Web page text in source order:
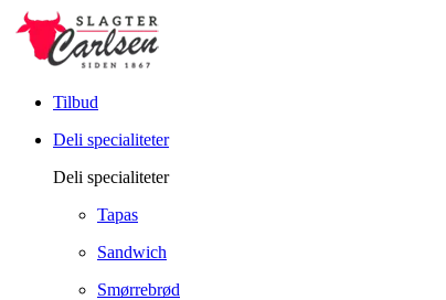
Tilbud
Deli specialiteter
Deli specialiteter
Tapas
Sandwich
Smørrebrød